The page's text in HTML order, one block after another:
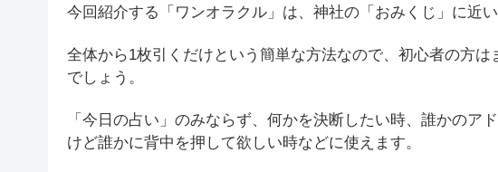
今回紹介する「ワンオラクル」は、神社の「おみくじ」に近い
全体から1枚引くだけという簡単な方法なので、初心者の方
でしょう。
「今日の占い」のみならず、何かを決断したい時、誰かのア
けど誰かに背中を押して欲しい時などに使えます。